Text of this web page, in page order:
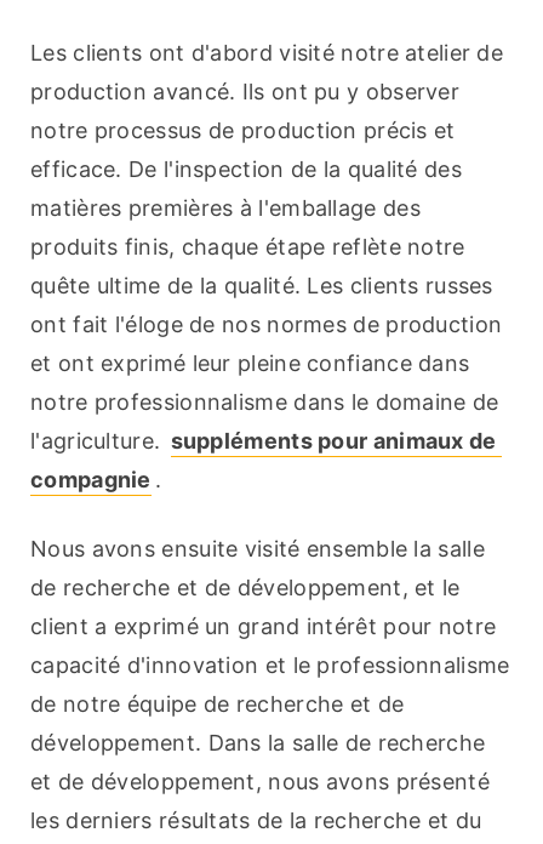
Les clients ont d'abord visité notre atelier de
production avancé. Ils ont pu y observer
notre processus de production précis et
efficace. De l'inspection de la qualité des
matières premières à l'emballage des
produits finis, chaque étape reflète notre
quête ultime de la qualité. Les clients russes
ont fait l'éloge de nos normes de production
et ont exprimé leur pleine confiance dans
notre professionnalisme dans le domaine de
l'agriculture. suppléments pour animaux de
compagnie .
Nous avons ensuite visité ensemble la salle
de recherche et de développement, et le
client a exprimé un grand intérêt pour notre
capacité d'innovation et le professionnalisme
de notre équipe de recherche et de
développement. Dans la salle de recherche
et de développement, nous avons présenté
les derniers résultats de la recherche et du